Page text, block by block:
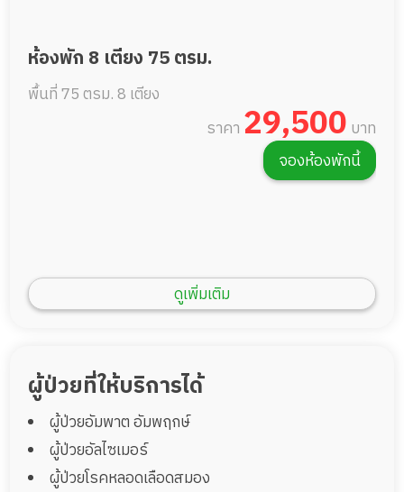
ห้องพัก 8 เตียง 75 ตรม.
พื้นที่ 75 ตรม.8 เตียง
ราคา 29,500 บาท
จองห้องพักนี้
ห้องพัก(Standard)+ กายภาพบำบัด 12 เตียง
90 ตรม
พื้นที่ 90 ตรม.12 เตียง
ดูเพิ่มเติม
ผู้ป่วยที่ให้บริการได้
ผู้ป่วยอัมพาต อัมพฤกษ์
ผู้ป่วยอัลไซเมอร์
ผู้ป่วยโรคหลอดเลือดสมอง